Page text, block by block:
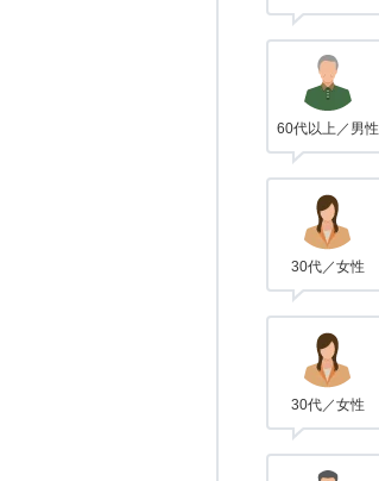
60代以上／男性
30代／女性
30代／女性